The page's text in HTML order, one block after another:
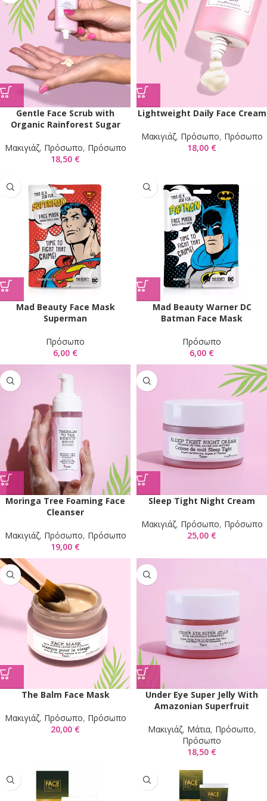
Gentle Face Scrub with
Organic Rainforest Sugar
Mακιγιάζ, Πρόσωπο, Πρόσωπο
18,50 €
Lightweight Daily Face Cream
Mακιγιάζ, Πρόσωπο, Πρόσωπο
18,00 €
Mad Beauty Face Mask
Superman
Πρόσωπο
6,00 €
Mad Beauty Warner DC
Batman Face Mask
Πρόσωπο
6,00 €
Moringa Tree Foaming Face
Cleanser
Mακιγιάζ, Πρόσωπο, Πρόσωπο
19,00 €
Sleep Tight Night Cream
Mακιγιάζ, Πρόσωπο, Πρόσωπο
25,00 €
The Balm Face Mask
Mακιγιάζ, Πρόσωπο, Πρόσωπο
20,00 €
Under Eye Super Jelly With
Amazonian Superfruit
Mακιγιάζ, Μάτια, Πρόσωπο,
Πρόσωπο
18,50 €